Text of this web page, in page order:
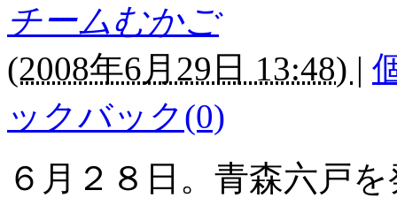
チームむかご
(2008年6月29日 13:48) |
ックバック(0)
６月２８日。青森六戸